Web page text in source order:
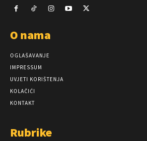
O nama
OGLAŠAVANJE
IMPRESSUM
UVJETI KORIŠTENJA
KOLAČIĆI
KONTAKT
Rubrike